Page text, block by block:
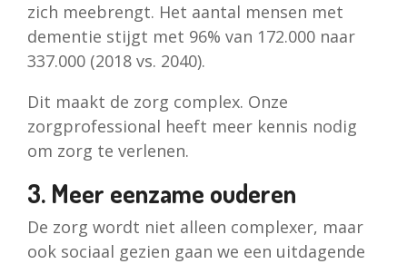
zich meebrengt. Het aantal mensen met
dementie stijgt met 96% van 172.000 naar
337.000 (2018 vs. 2040).
Dit maakt de zorg complex. Onze
zorgprofessional heeft meer kennis nodig
om zorg te verlenen.
3. Meer eenzame ouderen
De zorg wordt niet alleen complexer, maar
ook sociaal gezien gaan we een uitdagende